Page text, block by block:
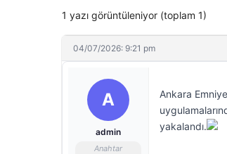
1 yazı görüntüleniyor (toplam 1)
04/07/2026: 9:21 pm
A
admin
Anahtar
Ankara
yakalandı.